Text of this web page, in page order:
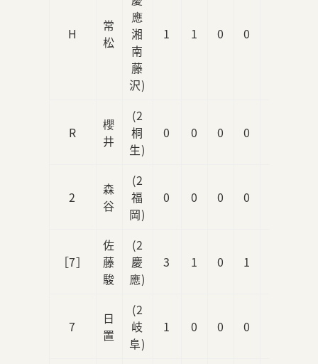
H
常
松
應
湘
南
藤
沢)
1 1 0 0
R
櫻
井
(2
桐
生)
0 0 0 0
2
森
谷
(2
福
岡)
0 0 0 0
［7］
佐
藤
駿
(2
慶
應)
3 1 0 1
7
日
置
(2
岐
阜)
1 0 0 0